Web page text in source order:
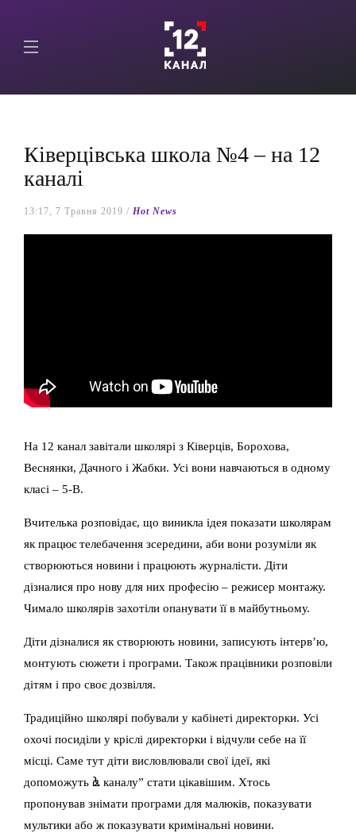
Ківерцівська школа №4 – на 12
каналі
13:17, 7 Травня 2019 / Hot News
На 12 канал завітали школярі з Ківерців, Борохова,
Веснянки, Дачного і Жабки. Усі вони навчаються в одному
класі – 5-В.
Вчителька розповідає, що виникла ідея показати школярам
як працює телебачення зсередини, аби вони розуміли як
створюються новини і працюють журналісти. Діти
дізналися про нову для них професію – режисер монтажу.
Чимало школярів захотіли опанувати її в майбутньому.
Діти дізналися як створюють новини, записують інтерв’ю,
монтують сюжети і програми. Також працівники розповіли
дітям і про своє дозвілля.
Традиційно школярі побували у кабінеті директорки. Усі
охочі посиділи у кріслі директорки і відчули себе на її
місці. Саме тут діти висловлювали свої ідеї, які
допоможуть ൔ каналу” стати цікавішим. Хтось
пропонував знімати програми для малюків, показувати
мультики або ж показувати кримінальні новини.